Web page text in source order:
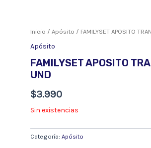
Inicio / Apósito / FAMILYSET APOSITO
Apósito
FAMILYSET APOSITO
UND
$3.990
Sin existencias
Categoría: Apósito